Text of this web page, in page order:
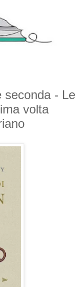
seconda - Le
volta